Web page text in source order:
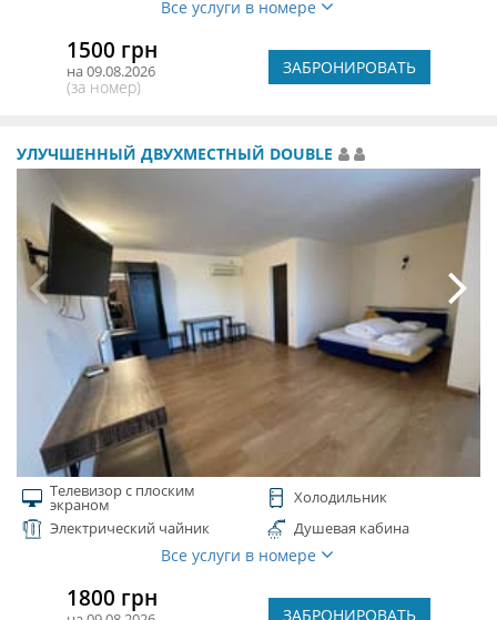
Все услуги в номере
1500 грн
на 09.08.2026
(за номер)
ЗАБРОНИРОВАТЬ
УЛУЧШЕННЫЙ ДВУХМЕСТНЫЙ DOUBLE
Телевизор с плоским
экраном
Холодильник
Электрический чайник
Душевая кабина
Все услуги в номере
1800 грн
ЗАБРОНИРОВАТЬ